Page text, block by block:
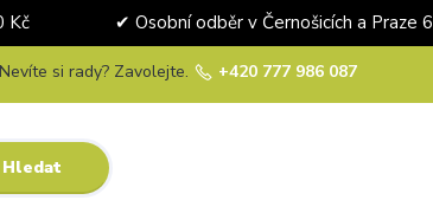
Kč ✔ Osobní odběr v Černošicích a Praze 6
Hledat
Nevíte si rady? Zavolejte. +420 777 986 087